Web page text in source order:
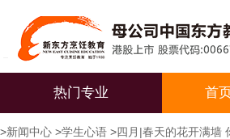
热门专业 首
>新闻中心 >学生心语 >四月|春天的花开满墙